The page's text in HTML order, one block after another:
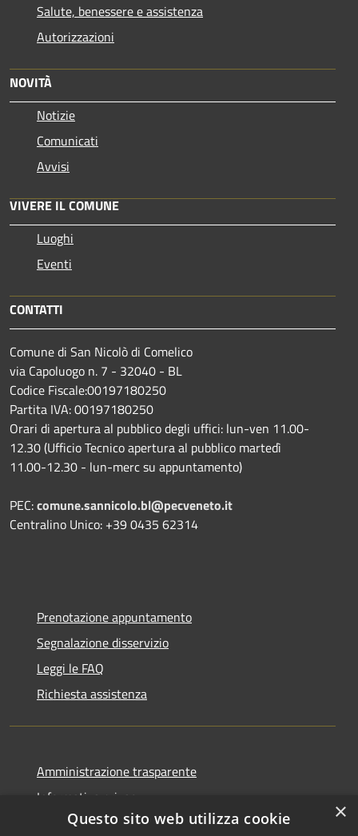
Salute, benessere e assistenza
Autorizzazioni
NOVITÀ
Notizie
Comunicati
Avvisi
VIVERE IL COMUNE
Luoghi
Eventi
CONTATTI
Comune di San Nicolò di Comelico
via Capoluogo n. 7 - 32040 - BL
Codice Fiscale:00197180250
Partita IVA: 00197180250
Orari di apertura al pubblico degli uffici: lun-ven 11.00-
12.30 (Ufficio Tecnico apertura al pubblico martedì
11.00-12.30 - lun-merc su appuntamento)
PEC:comune.sannicolo.bl@pecveneto.it
Centralino Unico: +39 0435 62314
Prenotazione appuntamento
Segnalazione disservizio
Leggi le FAQ
Richiesta assistenza
Amministrazione trasparente
Informativa privacy
Note legali
×
Questo sito web utilizza cookie